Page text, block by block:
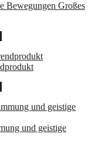
Bewegungen Großes
und geistige